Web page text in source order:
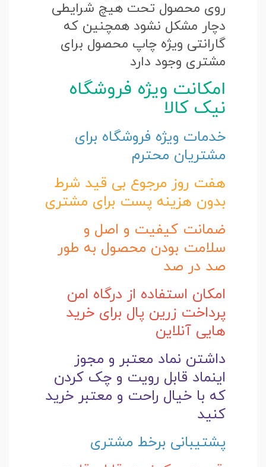
روی محصول تحت هیچ شرایطی
دچار مشکل نشود همچنین که
گارانتی ویژه چاپ محصول برای
مشتری وجود دارد
امکانت ویژه فروشگاه
نیک کالا
خدمات ویژه فروشگاه برای
مشتریان محترم
هفت روز مرجوع بی قید شرط
بدون هزینه پست برای مشتری
ضمانت کیفیت و اصل و
سلامت بودن محصول به طور
صد در صد
امکان استفاده از درگاه امن
پرداخت زرین پال برای خرید
هایی آنلاین
داشتن نماد معتبر و مجوز
اینماد قابل رویت و چک کردن
که با خیال راحت و معتبر خرید
کنید
پشتیبانی برخط مشتری